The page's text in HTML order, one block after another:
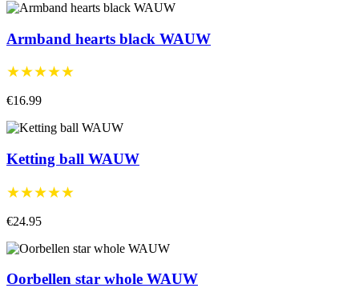
Armband hearts black WAUW
★★★★★
€16.99
Ketting ball WAUW
★★★★★
€24.95
Oorbellen star whole WAUW